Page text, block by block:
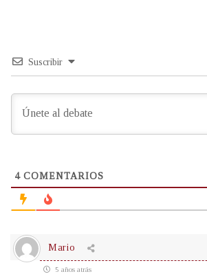
Suscribir
4COMENTARIOS
Mario
5 años atrás